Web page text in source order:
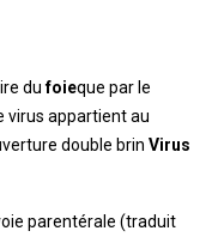
dufoieque par le
virus appartient au
double brin Virus
parentérale (traduit